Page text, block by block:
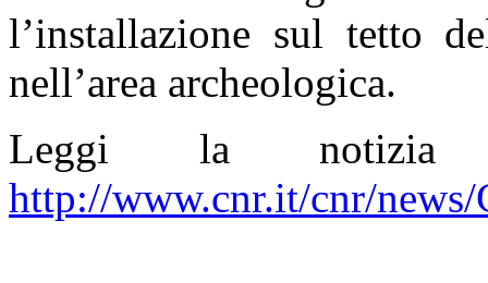
l’installazione sul tetto
nell’area archeologica.
Leggi la
http://www.cnr.it/cnr/